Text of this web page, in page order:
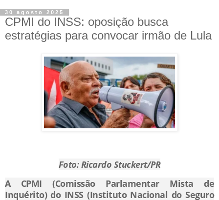
30 agosto 2025
CPMI do INSS: oposição busca
estratégias para convocar irmão de Lula
Foto: Ricardo Stuckert/PR
A CPMI (Comissão Parlamentar Mista de
Inquérito) do INSS (Instituto Nacional do Seguro